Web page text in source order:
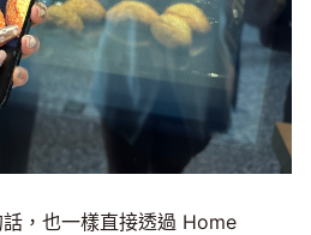
，也一樣直接透過 Home